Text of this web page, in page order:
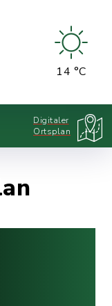
14 °C
Digitaler
Ortsplan